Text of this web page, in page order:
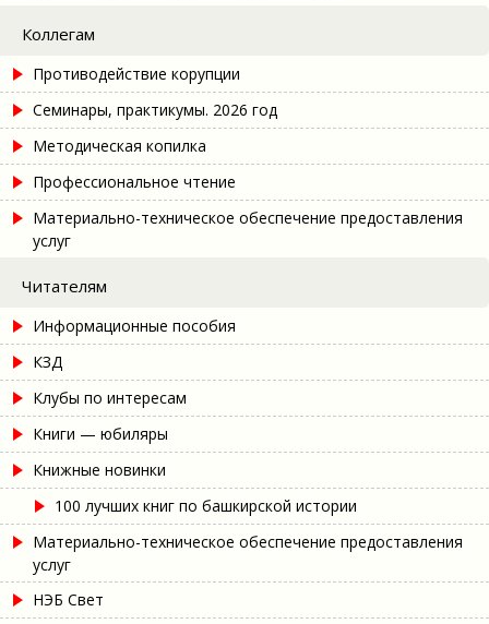
Коллегам
Противодействие корупции
Семинары, практикумы. 2026 год
Методическая копилка
Профессиональное чтение
Материально-техническое обеспечение предоставления
услуг
Читателям
Информационные пособия
КЗД
Клубы по интересам
Книги — юбиляры
Книжные новинки
100 лучших книг по башкирской истории
Материально-техническое обеспечение предоставления
услуг
НЭБ Свет